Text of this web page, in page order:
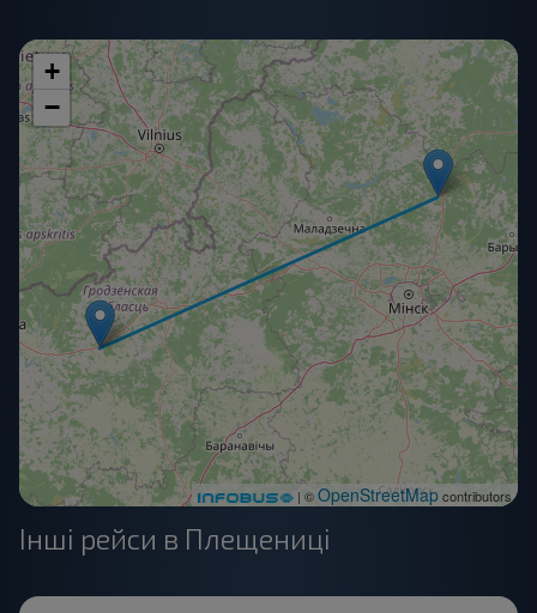
+
−
| ©OpenStreetMapcontributors
Інші рейси в Плещениці